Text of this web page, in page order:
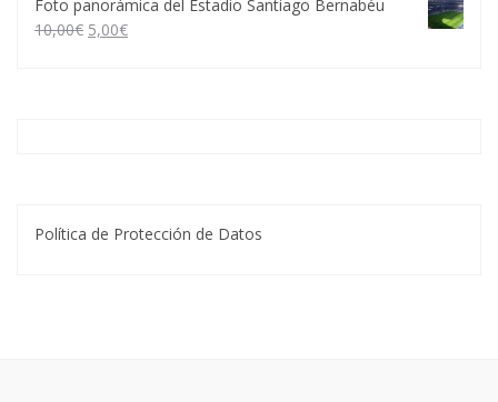
Foto panorámica del Estadio Santiago Bernabéu
10,00€ 5,00€
Política de Protección de Datos